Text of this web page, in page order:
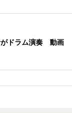
がドラム演奏 動画